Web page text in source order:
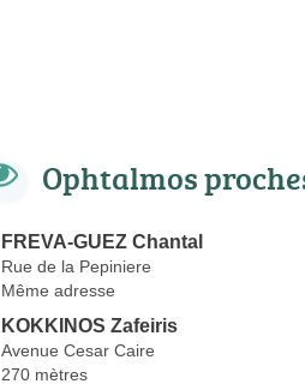
Ophtalmos
FREVA-GUEZ Chantal
Rue de la Pepiniere
Même adresse
KOKKINOS Zafeiris
Avenue Cesar Caire
270 mètres